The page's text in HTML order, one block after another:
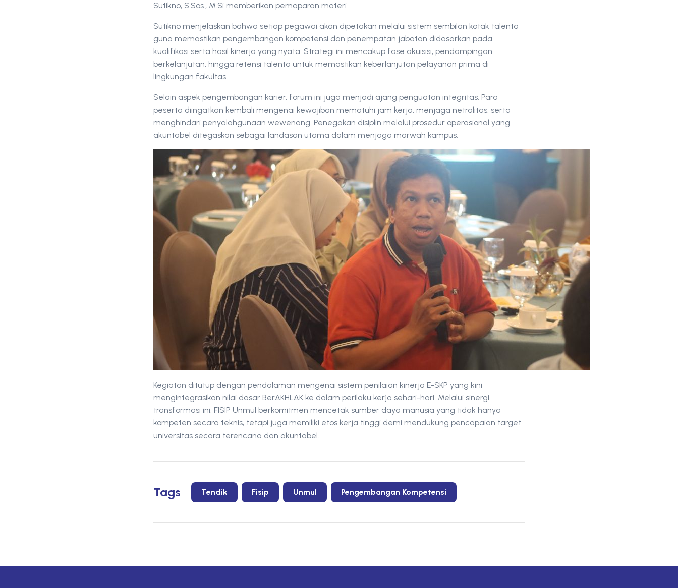
Sutikno, S.Sos., M.Si memberikan pemaparan materi
Sutikno menjelaskan bahwa setiap pegawai akan dipetakan melalui sistem sembilan kotak talenta
guna memastikan pengembangan kompetensi dan penempatan jabatan didasarkan pada
kualifikasi serta hasil kinerja yang nyata. Strategi ini mencakup fase akuisisi, pendampingan
berkelanjutan, hingga retensi talenta untuk memastikan keberlanjutan pelayanan prima di
lingkungan fakultas.
Selain aspek pengembangan karier, forum ini juga menjadi ajang penguatan integritas. Para
peserta diingatkan kembali mengenai kewajiban mematuhi jam kerja, menjaga netralitas, serta
menghindari penyalahgunaan wewenang. Penegakan disiplin melalui prosedur operasional yang
akuntabel ditegaskan sebagai landasan utama dalam menjaga marwah kampus.
Kegiatan ditutup dengan pendalaman mengenai sistem penilaian kinerja E-SKP yang kini
mengintegrasikan nilai dasar BerAKHLAK ke dalam perilaku kerja sehari-hari. Melalui sinergi
transformasi ini, FISIP Unmul berkomitmen mencetak sumber daya manusia yang tidak hanya
kompeten secara teknis, tetapi juga memiliki etos kerja tinggi demi mendukung pencapaian target
universitas secara terencana dan akuntabel.
Tags Tendik Fisip Unmul Pengembangan Kompetensi